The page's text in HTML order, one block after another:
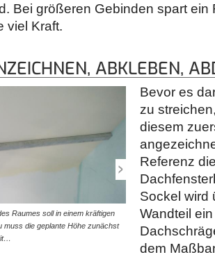
Bei größeren Gebinden spart ein
viel Kraft.
ABKLEBEN,
Raumes soll in einem kräftigen
muss die geplante Höhe zunächst
© diybook |
Wand entlang der
Malerkrepp abgeklebt.…
Bevor es
zu
diesem
Referenz
Sockel wird
Wandteil
dem